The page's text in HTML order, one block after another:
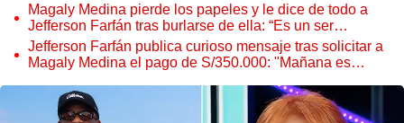
Magaly Medina pierde los papeles y le dice de todo a
Jefferson Farfán tras burlarse de ella: “Es un ser
despreciable”
Jefferson Farfán publica curioso mensaje tras solicitar a
Magaly Medina el pago de S/350.000: "Mañana es